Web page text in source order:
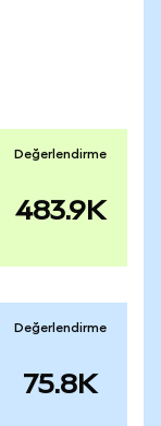
Değerlendirme
483.9K
Değerlendirme
75.8K